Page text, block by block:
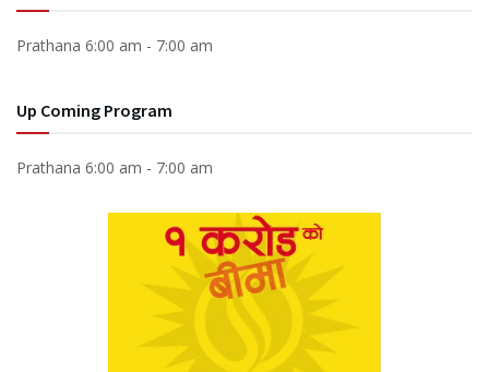
Prathana 6:00 am - 7:00 am
Up Coming Program
Prathana 6:00 am - 7:00 am